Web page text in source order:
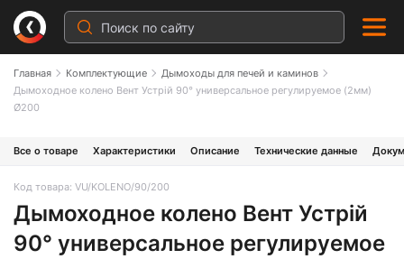
Главная Комплектующие
Дымоходы для печей и каминов
Дымоходное колено Вент Устрій 90° универсальное регулируемое (2мм)
Ø200
Все о товаре Характеристики Описание Технические данные
Код товара: VU/KOLENO/90/200
Дымоходное колено Вент Устрій
90° универсальное регулируемое